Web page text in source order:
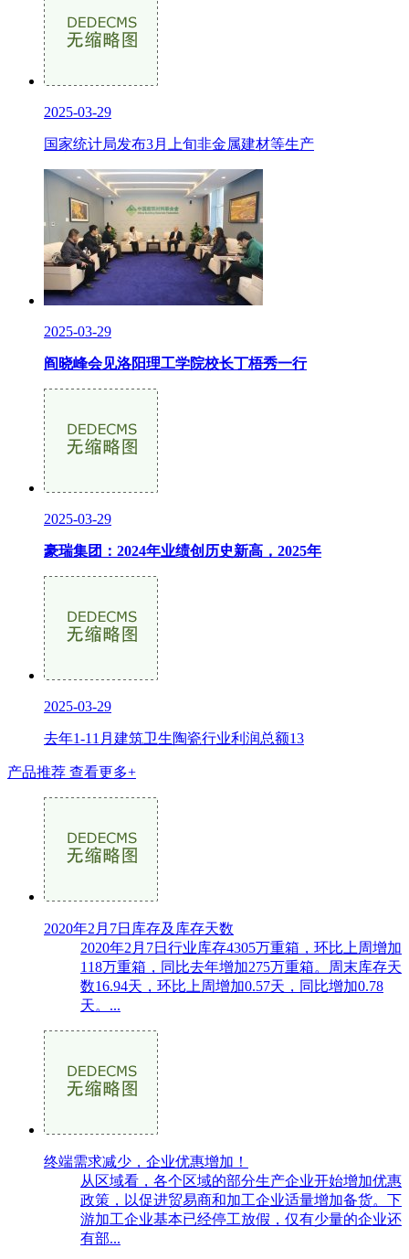
2025-03-29
国家统计局发布3月上旬非金属建材等生产
2025-03-29
阎晓峰会见洛阳理工学院校长丁梧秀一行
2025-03-29
豪瑞集团：2024年业绩创历史新高，2025年
2025-03-29
去年1-11月建筑卫生陶瓷行业利润总额13
产品推荐 查看更多+
2020年2月7日库存及库存天数
2020年2月7日行业库存4305万重箱，环比上周增加
118万重箱，同比去年增加275万重箱。周末库存天
数16.94天，环比上周增加0.57天，同比增加0.78
天。...
终端需求减少，企业优惠增加！
从区域看，各个区域的部分生产企业开始增加优惠
政策，以促进贸易商和加工企业适量增加备货。下
游加工企业基本已经停工放假，仅有少量的企业还
有部...